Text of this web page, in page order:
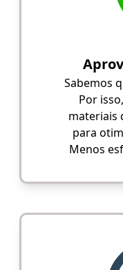
Sabemos
Por
materiais
para
Menos